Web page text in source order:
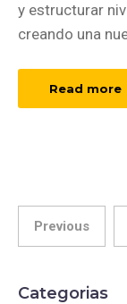
y estructurar
creando una
Read more
Posts
Previous
Categorias